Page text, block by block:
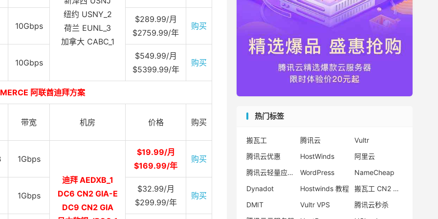
纽约 USNY_2
荷兰 EUNL_3
加拿大 CABC_1
10Gbps
$289.99/月
$2759.99/年
购买
10Gbps
$549.99/月
$5399.99/年
购买
阿联酋迪拜方案
带宽 机房 价格 购买
1Gbps
迪拜 AEDXB_1
DC6 CN2 GIA-E
DC9 CN2 GIA
$19.99/月
$169.99/年
购买
1Gbps
$32.99/月
$299.99/年
购买
热门标签
搬瓦工 腾讯云
Vultr
腾讯云优惠
HostWinds
阿里云
腾讯云轻量应用服务器
WordPress
NameCheap
Dynadot
Hostwinds 教程
搬瓦工 CN2 GIA
DMIT
Vultr VPS
腾讯云秒杀